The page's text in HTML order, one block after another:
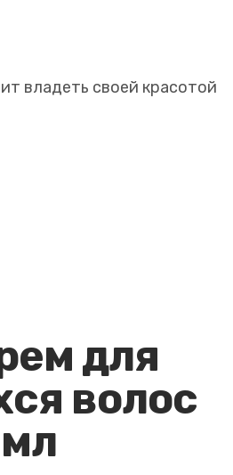
владеть своей красотой
для
волос